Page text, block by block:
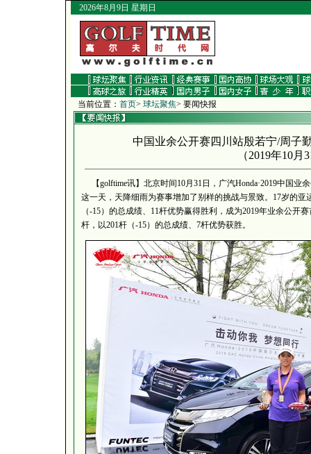
2026年8月9日 星期日
当前位置： 首页> 球坛聚焦> 要闻快报
中国业余公开赛四川站殷若宁/周子
（2019年10月
【golftime讯】北京时间10月31日，广汽Honda·2019中国业
这一天，天降细雨为赛事增加了别样的挑战与景致。17岁的亚
（-15）的总成绩、11杆优势赢得胜利，成为2019年业余公开
杆，以201杆（-15）的总成绩、7杆优势获胜。